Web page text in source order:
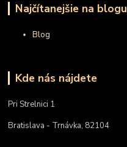
Najčítanejšie na blogu
Blog
Kde nás nájdete
Pri Strelnici 1
Bratislava - Trnávka, 82104